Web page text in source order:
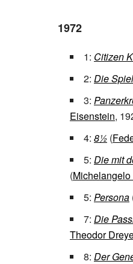
1972
1: Citizen
2: Die
3:
Eisenstein,
4: 8½ (
5: Die mit
(
5: Persona
7: Die
Theodor
8: Der